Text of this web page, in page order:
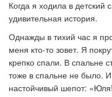
Когда я ходила в
удивительная история.
Однажды в тихий час я
меня кто-то зовет. Я
крепко спали. В спальне
тоже в спальне не было.
настойчивый шепот: